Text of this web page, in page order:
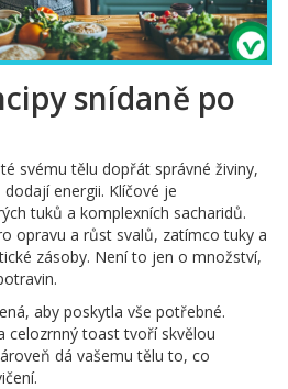
snídaně po
svému tělu dopřát správné živiny,
energii. Klíčové je
tuků a komplexních sacharidů.
opravu a růst svalů, zatímco tuky a
zásoby. Není to jen o množství,
aby poskytla vše potřebné.
celozrnný toast tvoří skvělou
dá vašemu tělu to, co